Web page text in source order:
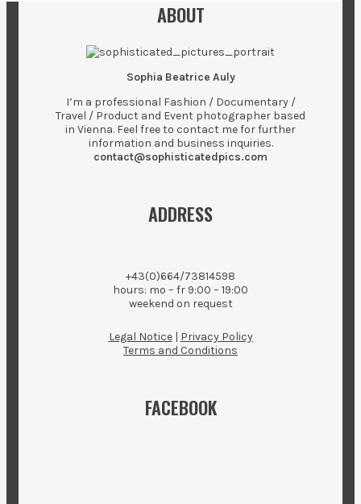
ABOUT
Sophia Beatrice Auly
I’m a professional Fashion / Documentary /
Travel / Product and Event photographer based
in Vienna. Feel free to contact me for further
information and business inquiries.
contact@sophisticatedpics.com
ADDRESS
+43(0)664/73814598
hours: mo – fr 9:00 – 19:00
weekend on request
Legal Notice| Privacy Policy
Terms and Conditions
FACEBOOK